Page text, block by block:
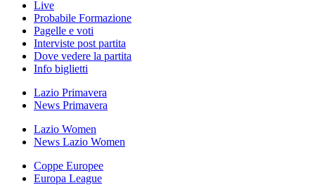
Live
Probabile Formazione
Pagelle e voti
Interviste post partita
Dove vedere la partita
Info biglietti
Lazio Primavera
News Primavera
Lazio Women
News Lazio Women
Coppe Europee
Europa League